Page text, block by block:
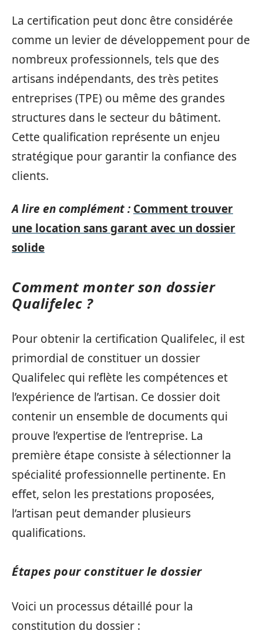
La certification peut donc être considérée
comme un levier de développement pour de
nombreux professionnels, tels que des
artisans indépendants, des très petites
entreprises (TPE) ou même des grandes
structures dans le secteur du bâtiment.
Cette qualification représente un enjeu
stratégique pour garantir la confiance des
clients.
A lire en complément : Comment trouver
une location sans garant avec un dossier
solide
Comment monter son dossier
Qualifelec ?
Pour obtenir la certification Qualifelec, il est
primordial de constituer un dossier
Qualifelec qui reflète les compétences et
l’expérience de l’artisan. Ce dossier doit
contenir un ensemble de documents qui
prouve l’expertise de l’entreprise. La
première étape consiste à sélectionner la
spécialité professionnelle pertinente. En
effet, selon les prestations proposées,
l’artisan peut demander plusieurs
qualifications.
Étapes pour constituer le dossier
Voici un processus détaillé pour la
constitution du dossier :